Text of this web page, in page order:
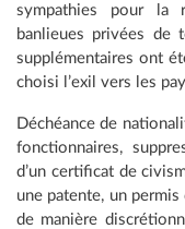
sympathies pour la
banlieues privées de
supplémentaires ont
choisi l’exil vers les
Déchéance de
fonctionnaires,
d’un certificat de
une patente, un
de manière